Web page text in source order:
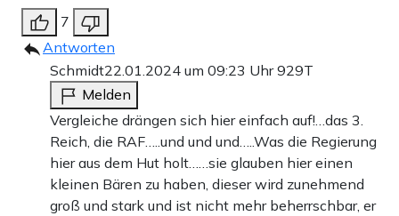
7
Antworten
Schmidt22.01.2024 um 09:23 Uhr929T
Melden
Vergleiche drängen sich hier einfach auf!…das 3.
Reich, die RAF…..und und und…..Was die Regierung
hier aus dem Hut holt……sie glauben hier einen
kleinen Bären zu haben, dieser wird zunehmend
groß und stark und ist nicht mehr beherrschbar, er